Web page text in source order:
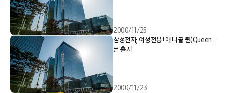
2000/11/25
삼성전자, 여성전용「애니콜 퀸(Queen」
폰 출시
2000/11/23